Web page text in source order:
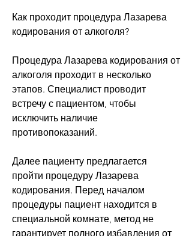
Как проходит процедура Лазарева
кодирования от алкоголя?
Процедура Лазарева кодирования от
алкоголя проходит в несколько
этапов. Специалист проводит
встречу с пациентом, чтобы
исключить наличие
противопоказаний.
Далее пациенту предлагается
пройти процедуру Лазарева
кодирования. Перед началом
процедуры пациент находится в
специальной комнате, метод не
гарантирует полного избавления от